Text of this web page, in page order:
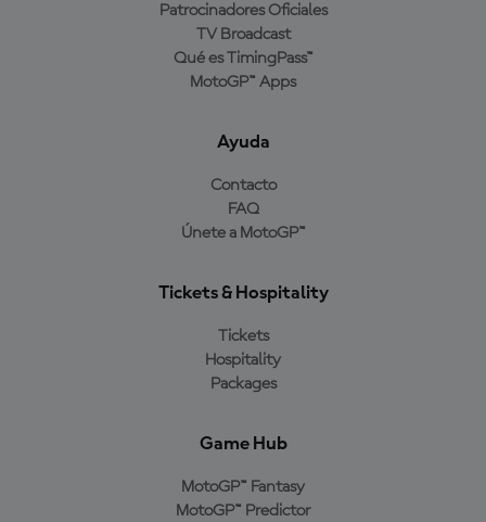
Patrocinadores Oficiales
TV Broadcast
Qué es TimingPass™
MotoGP™ Apps
Ayuda
Contacto
FAQ
Únete a MotoGP™
Tickets & Hospitality
Tickets
Hospitality
Packages
Game Hub
MotoGP™ Fantasy
MotoGP™ Predictor